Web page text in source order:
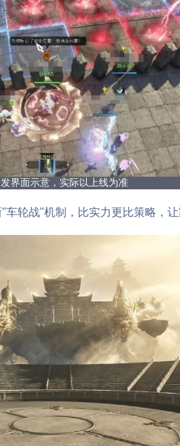
界面示意，实际以上线为准
战"机制，比实力更比策略，让